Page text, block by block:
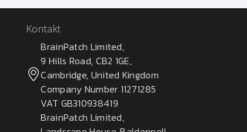
Kontakt
BrainPatch Limited,
9 Hills Road, CB2 1GE,
Cambridge, United Kingdom
Company Number 11271285
VAT GB310938419
BrainPatch Limited,